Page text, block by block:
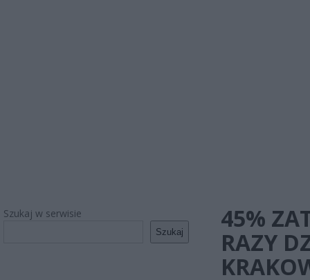
Szukaj w serwisie
Szukaj
45%
RAZY